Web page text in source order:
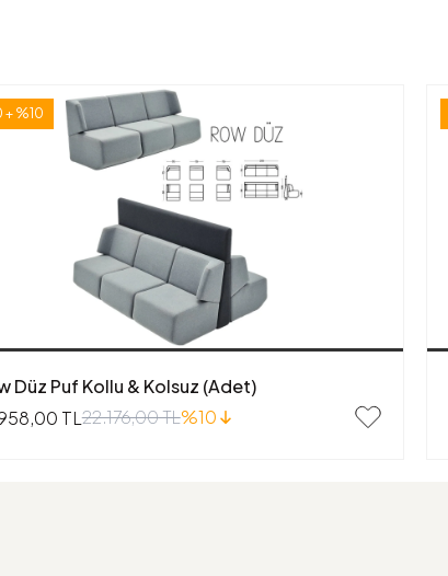
+ %10
Düz Puf Kollu & Kolsuz (Adet)
TL22.176,00 TL%10